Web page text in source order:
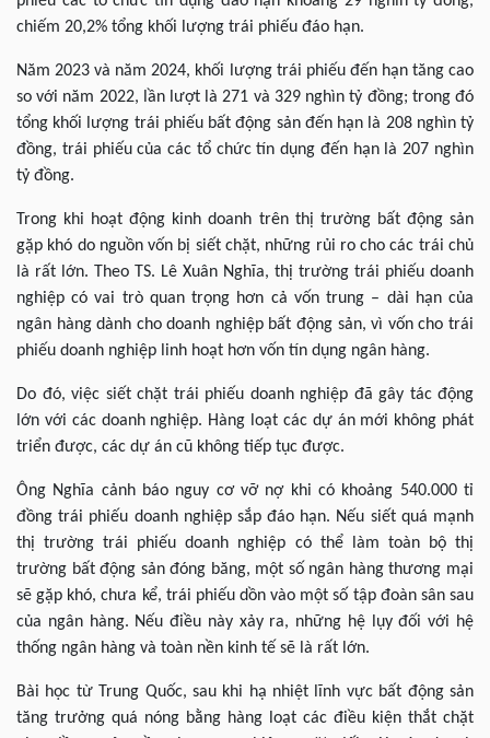
chiếm 20,2% tổng khối lượng trái phiếu đáo hạn.
Năm 2023 và năm 2024, khối lượng trái phiếu đến hạn tăng cao
so với năm 2022, lần lượt là 271 và 329 nghìn tỷ đồng; trong đó
tổng khối lượng trái phiếu bất động sản đến hạn là 208 nghìn tỷ
đồng, trái phiếu của các tổ chức tín dụng đến hạn là 207 nghìn
tỷ đồng.
Trong khi hoạt động kinh doanh trên thị trường bất động sản
gặp khó do nguồn vốn bị siết chặt, những rủi ro cho các trái chủ
là rất lớn. Theo TS. Lê Xuân Nghĩa, thị trường trái phiếu doanh
nghiệp có vai trò quan trọng hơn cả vốn trung – dài hạn của
ngân hàng dành cho doanh nghiệp bất động sản, vì vốn cho trái
phiếu doanh nghiệp linh hoạt hơn vốn tín dụng ngân hàng.
Do đó, việc siết chặt trái phiếu doanh nghiệp đã gây tác động
lớn với các doanh nghiệp. Hàng loạt các dự án mới không phát
triển được, các dự án cũ không tiếp tục được.
Ông Nghĩa cảnh báo nguy cơ vỡ nợ khi có khoảng 540.000 tỉ
đồng trái phiếu doanh nghiệp sắp đáo hạn. Nếu siết quá mạnh
thị trường trái phiếu doanh nghiệp có thể làm toàn bộ thị
trường bất động sản đóng băng, một số ngân hàng thương mại
sẽ gặp khó, chưa kể, trái phiếu dồn vào một số tập đoàn sân sau
của ngân hàng. Nếu điều này xảy ra, những hệ lụy đối với hệ
thống ngân hàng và toàn nền kinh tế sẽ là rất lớn.
Bài học từ Trung Quốc, sau khi hạ nhiệt lĩnh vực bất động sản
tăng trưởng quá nóng bằng hàng loạt các điều kiện thắt chặt